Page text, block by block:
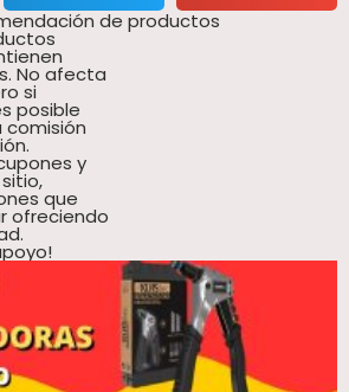
de productos
No afecta
si
posible
comisión
y
que
ofreciendo